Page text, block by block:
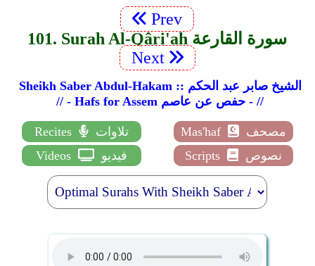
Prev
101. Surah Al-Qâri'ah سورة القارعة
Next
Sheikh Saber Abdul-Hakam :: الشيخ صابر عبد الحكم
// - Hafs for Assem حفص عن عاصم - //
Recites تلاوات Mas'haf
مصحف
Videos
فيديو Scripts نصوص